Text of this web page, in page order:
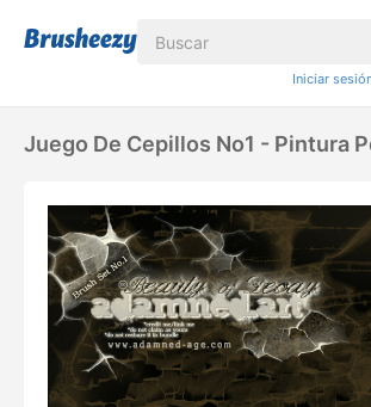
Iniciar
Juego De Cepillos No1 - Pintura